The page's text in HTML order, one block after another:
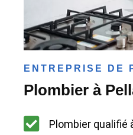
ENTREPRISE DE
Plombier à
Plombier qualifié